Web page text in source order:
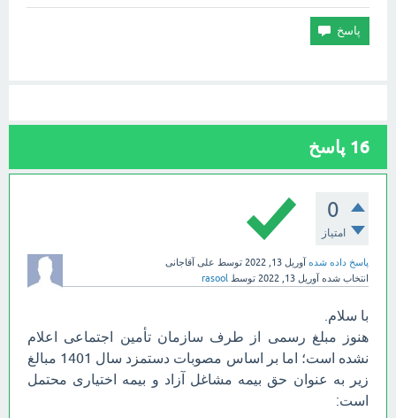
16 پاسخ
0
امتیاز
پاسخ داده شده آوریل 13, 2022 توسط علی آقاجانی
انتخاب شده آوریل 13, 2022 توسط rasool
با سلام.
هنوز مبلغ رسمی از طرف سازمان تأمین اجتماعی اعلام
نشده است؛ اما بر اساس مصوبات دستمزد سال 1401 مبالغ
زیر به عنوان حق بیمه مشاغل آزاد و بیمه اختیاری محتمل
است: